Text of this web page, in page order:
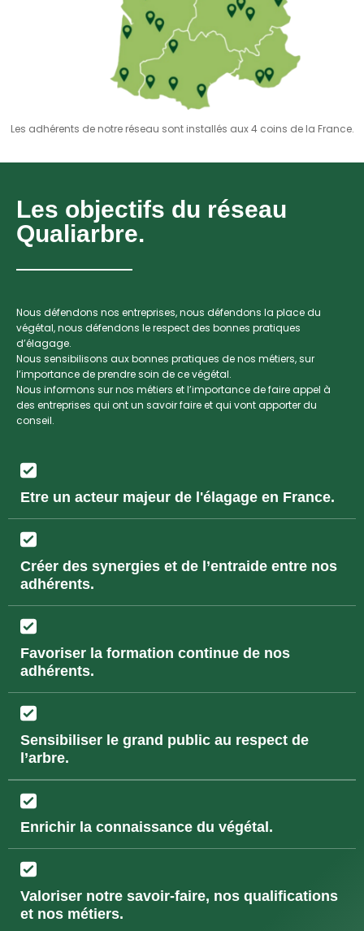
Les adhérents de notre réseau sont installés aux 4 coins de la France.
Les objectifs du réseau
Qualiarbre.
Nous défendons nos entreprises, nous défendons la place du
végétal, nous défendons le respect des bonnes pratiques
d’élagage.
Nous sensibilisons aux bonnes pratiques de nos métiers, sur
l’importance de prendre soin de ce végétal.
Nous informons sur nos métiers etl’importance de faire appel à
des entreprises qui ont un savoir faire et qui vont apporter du
conseil.
Etre un acteur majeur de l'élagage en France.
Créer des synergies et de l’entraide entre nos
adhérents.
Favoriser la formation continue de nos
adhérents.
Sensibiliser le grand public au respect de
l’arbre.
Enrichir la connaissance du végétal.
Valoriser notre savoir-faire, nos qualifications
et nos métiers.